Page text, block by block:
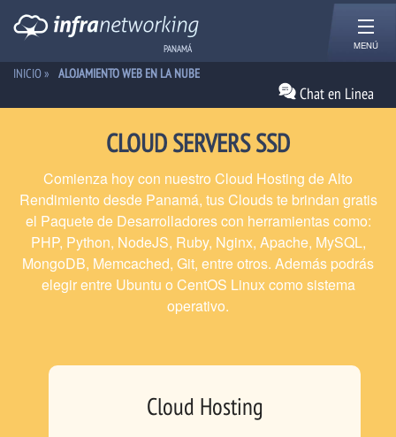
PANAMÁ MENÚ
INICIO» ALOJAMIENTO WEB EN LA NUBE
Chat en Linea
CLOUD SERVERS SSD
Comienza hoy con nuestro Cloud Hosting de Alto
Rendimiento desde Panamá, tus Clouds te brindan gratis
el Paquete de Desarrolladores con herramientas como:
PHP, Python, NodeJS, Ruby, Nginx, Apache, MySQL,
MongoDB, Memcached, Git, entre otros. Además podrás
elegir entre Ubuntu o CentOS Linux como sistema
operativo.
Cloud Hosting